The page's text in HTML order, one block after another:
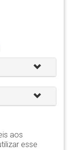
aos
esse